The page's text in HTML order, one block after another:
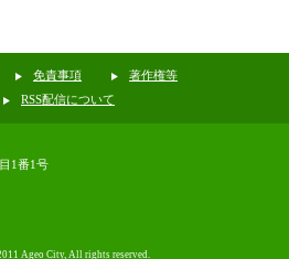
免責事項
著作権等
RSS配信について
1番1号
Ageo City, All rights reserved.